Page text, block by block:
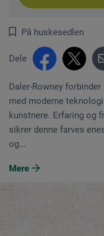
På huskesedlen
Dele
Daler-Rowney
med moderne
kunstnere. Erfaring og
sikrer denne farves
og...
Mere